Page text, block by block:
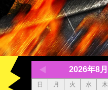
2026年8月
日 月 火 水 木